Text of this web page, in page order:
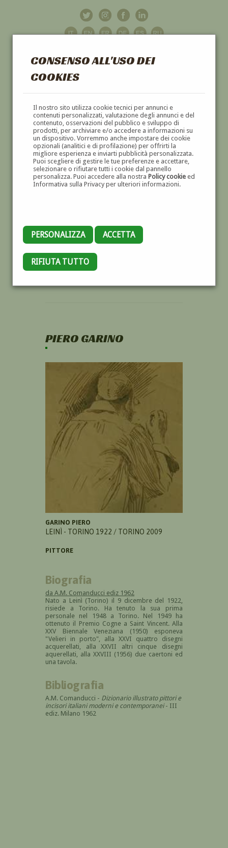
CONSENSO ALL'USO DEI
COOKIES
Il nostro sito utilizza cookie tecnici per annunci e
contenuti personalizzati, valutazione degli annunci e del
contenuto, osservazioni del pubblico e sviluppo di
prodotti, per archiviare e/o accedere a informazioni su
un dispositivo. Vorremmo anche impostare dei cookie
opzionali (analitici e di profilazione) per offrirti la
migliore esperienza e inviarti pubblicità personalizzata.
Puoi scegliere di gestire le tue preferenze e accettare,
selezionare o rifiutare tutti i cookie dal pannello
personalizza. Puoi accedere alla nostra Policy cookieed
Informativa sulla Privacy per ulteriori informazioni.
PERSONALIZZA ACCETTA
RIFIUTA TUTTO
GALLERIAD'ARTE
DIPINTI E SCULTURE '800 E '900
PIERO GARINO
GARINO PIERO
LEINÌ - TORINO 1922 / TORINO 2009
PITTORE
Biografia
da A.M. Comanducci ediz 1962
Nato a Leinì (Torino) il 9 dicembre del 1922,
risiede a Torino. Ha tenuto la sua prima
personale nel 1948 a Torino. Nel 1949 ha
ottenuto il Premio Cogne a Saint Vincent. Alla
XXV Biennale Veneziana (1950) esponeva
"Velieri in porto", alla XXVI quattro disegni
acquerellati, alla XXVII altri cinque disegni
aquerellati, alla XXVIII (1956) due caertoni ed
una tavola.
Bibliografia
A.M. Comanducci - Dizionario illustrato pittori e
incisori italiani moderni e contemporanei- III
ediz. Milano 1962